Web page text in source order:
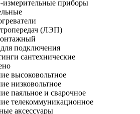
измерительные приборы
(ЛЭП)
подключения
сантехнические
высоковольтное
низковольтное
паяльное и сварочное
телекоммуникационное
аксессуары